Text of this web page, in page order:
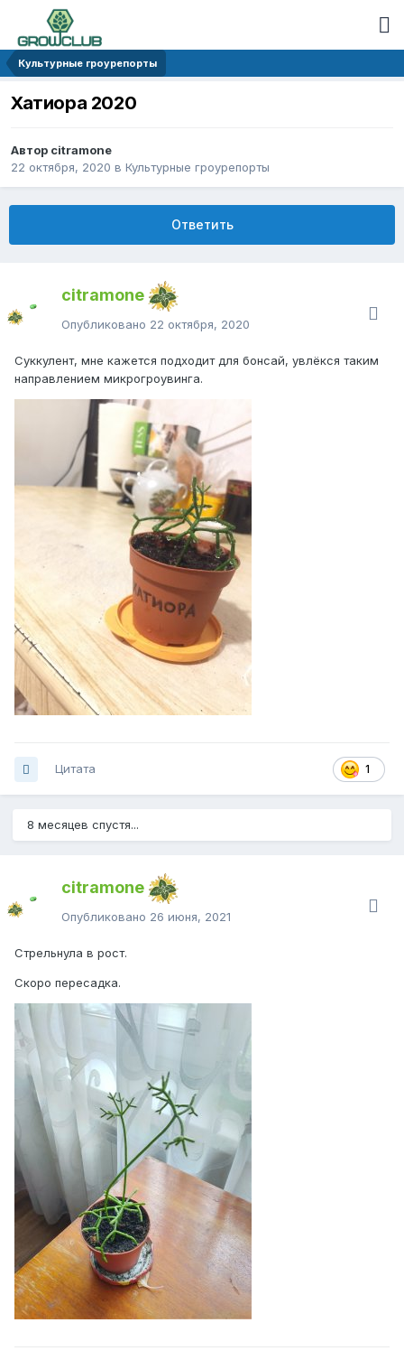
Культурные гроурепорты
Хатиора 2020
Автор citramone
22 октября, 2020 в Культурные гроурепорты
Ответить
citramone
Опубликовано 22 октября, 2020
Суккулент, мне кажется подходит для бонсай, увлёкся таким
направлением микрогроувинга.
1
Цитата
8 месяцев спустя...
citramone
Опубликовано 26 июня, 2021
Стрельнула в рост.
Скоро пересадка.